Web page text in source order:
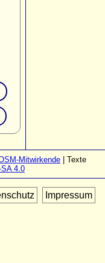
Mitwirkende | Texte
4.0
Impressum